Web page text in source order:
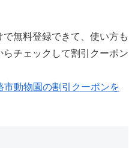
無料登録できて、使い方も
チェックして割引クーポン
動物園の割引クーポンを